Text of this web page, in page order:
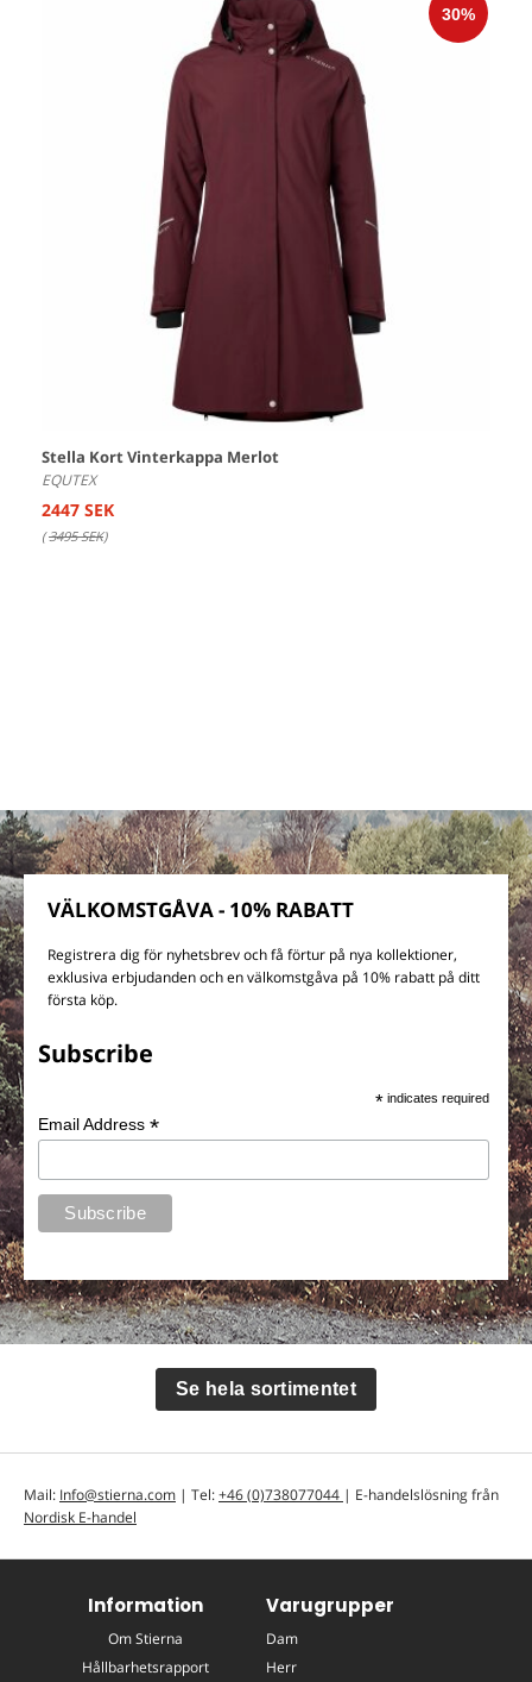
Stella Kort Vinterkappa Merlot
EQUTEX
2447 SEK
(3495 SEK)
VÄLKOMSTGÅVA - 10% RABATT
Registrera dig för nyhetsbrev och få förtur på nya kollektioner,
exklusiva erbjudanden och en välkomstgåva på 10% rabatt på ditt
första köp.
Subscribe
* indicates required
Email Address*
Se hela sortimentet
Mail: Info@stierna.com | Tel:+46 (0)738077044 | E-handelslösning från
Nordisk E-handel
Information
Om Stierna
Hållbarhetsrapport
Varugrupper
Dam
Herr